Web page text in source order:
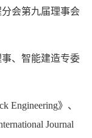
会第九届理事会
、智能建造专委
Engineering》、
Journal